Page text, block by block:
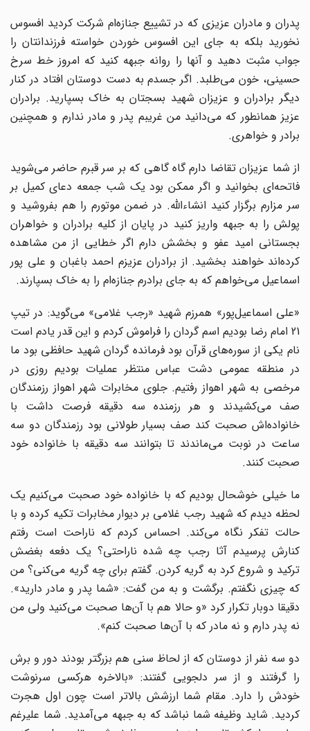
پدران و مادران عزیزی که در تشییع جنازه‌ام شرکت کردید افسوس
نخورید بلکه به جای این افسوس خوردن خواسته فرزندانتان را
جواب مثبت دهید و آنها را روانه جبهه کنید که امروز خط سرخ
حسینی، خون می‌طلبد. اگر جسدم به دست دوستان افتاد در کنار
دیگر برادران و عزیزان شهید بسجتان به خاک بسپارید. برادران
عزیز همانطور که می‌دانید من غریبم پدر و مادر ندارم و همچنین
برادر و خواهری.
از شما عزیزان تقاضا دارم گاه گاهی که بر سر قبرم حاضر می‌شوید
فاتحه‌ای بخوانید و اگر ممکن بود یک شب جمعه دعای کمیل بر
سر مزارم برگزار کنید انشاءالله. در ضمن موتورم را هم بفروشید و
پولش را به جبهه واریز کنید در پایان از کلیه برادران و خواهران
بجستانی امید عفو و بخشش دارم اگر خطایی از من مشاهده
کرده‌اند خواهند بخشید. از برادران عزیزم احمد باغبان و علی پور
اسماعیل می‌خواهم که به جای برادرم جنازه‌ام را به خاک بسپارند.
«علی اسماعیل‌پور» همرزم شهید «رجب غلامی» می‌گوید: در تیپ
21 امام رضا بودیم اسم گردان را فراموش کردم و این قدر یادم است
نام یکی از سوره‌های قرآن بود فرمانده گردان شهید حافظی بود ما
در منطقه عمومی دشت عباس منتظر عملیات بودیم روزی در
مرخصی به شهر اهواز رفتیم. جلوی مخابرات شهر اهواز رزمندگان
صف می‌کشیدند و هر رزمنده سه دقیقه فرصت داشت با
خانواده‌اش صحبت کند صف بسیار طولانی بود رزمندگان دو سه
ساعت در نوبت می‌ماندند تا بتوانند سه دقیقه با خانواده خود
صحبت کنند.
ما خیلی خوشحال بودیم که با خانواده خود صحبت می‌کنیم یک
لحظه دیدم که شهید رجب غلامی بر دیوار مخابرات تکیه کرده و با
حالت تفکر نگاه می‌کند. احساس کردم که ناراحت است رفتم
کنارش پرسیدم آثا رجب چه شده ناراحتی؟ یک دفعه بغضش
ترکید و شروع کرد به گریه کردن. گفتم برای چه گریه می‌کنی؟ من
که چیزی نگفتم. برگشت و به من گفت: «شما پدر و مادر دارید».
دقیقا دوبار تکرار کرد «و حالا هم با آن‌ها صحبت می‌کنید ولی من
نه پدر دارم و نه مادر که با آن‌ها صحبت کنم».
دو سه نفر از دوستان که از لحاظ سنی هم بزرگتر بودند دور و برش
را گرفتند و از سر دلجویی گفتند: «بالاخره هرکسی سرنوشت
خودش را دارد. مقام شما ارزشش بالاتر است چون اول هجرت
کردید. شاید وظیفه شما نباشد که به جبهه می‌آمدید. شما علیرغم